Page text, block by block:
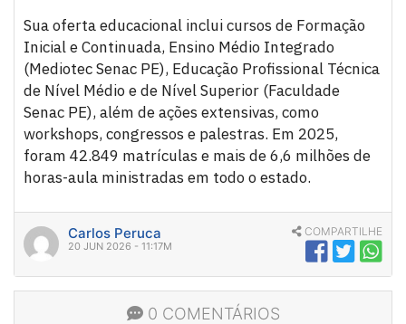
Sua oferta educacional inclui cursos de Formação
Inicial e Continuada, Ensino Médio Integrado
(Mediotec Senac PE), Educação Profissional Técnica
de Nível Médio e de Nível Superior (Faculdade
Senac PE), além de ações extensivas, como
workshops, congressos e palestras. Em 2025,
foram 42.849 matrículas e mais de 6,6 milhões de
horas-aula ministradas em todo o estado.
Carlos Peruca
20 JUN 2026 - 11:17M
COMPARTILHE
0 COMENTÁRIOS